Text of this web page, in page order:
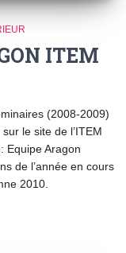
ITEM
(2008-2009)
le site de l’ITEM
Equipe Aragon
de l’année en cours
2010.